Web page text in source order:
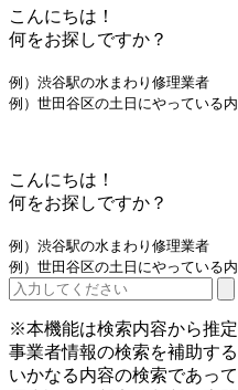
こんにちは！
何をお探しですか？
例）渋谷駅の水まわり修理業者
例）世田谷区の土日にやっている
こんにちは！
何をお探しですか？
例）渋谷駅の水まわり修理業者
例）世田谷区の土日にやっている
※本機能は検索内容から推
事業者情報の検索を補助する
いかなる内容の検索であっ